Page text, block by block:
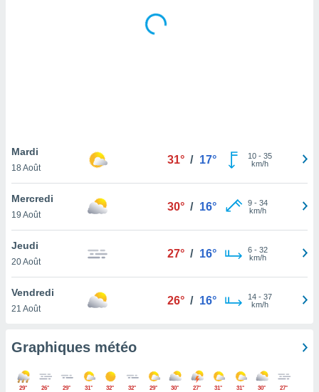
de
cas,
que
la
et que
Mardi
18 Août
31° / 17° 10- 35
km/h
Mercredi
19 Août
30° / 16° 9- 34
km/h
Jeudi
20 Août
27° / 16° 6- 32
km/h
Vendredi
21 Août
26° / 16° 14- 37
km/h
Graphiques météo
29° 26° 29° 31° 32° 32° 29° 30° 27° 31° 31° 30° 27°